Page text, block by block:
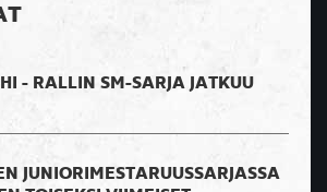
- RALLIN SM-SARJA JATKUU
JUNIORIMESTARUUSSARJASSA